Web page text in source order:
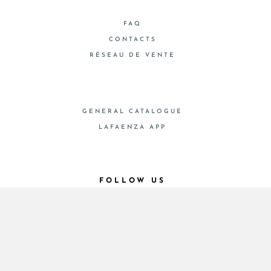
FAQ
CONTACTS
RÉSEAU DE VENTE
GENERAL CATALOGUE
LAFAENZA APP
FOLLOW US